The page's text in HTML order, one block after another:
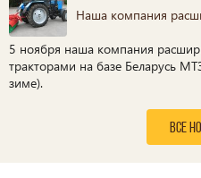
Наша компания
5 ноября наша компания
тракторами на базе Беларусь
зиме).
все